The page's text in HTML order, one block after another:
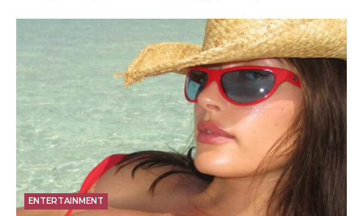
ENTERTAINMENT